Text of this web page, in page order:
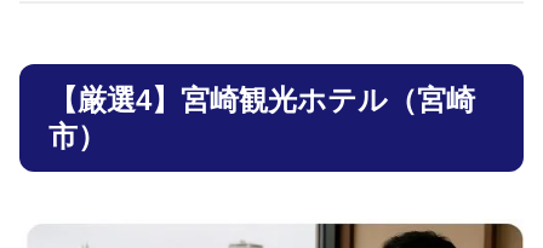
【厳選4】宮崎観光ホテル（宮崎
市）